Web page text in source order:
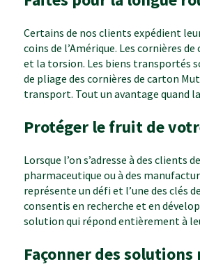
Certains de nos clients expédient
coins de l’Amérique. Les cornières
et la torsion. Les biens transportés
de pliage des cornières de carton
transport. Tout un avantage quand
Protéger le fruit de
Lorsque l’on s’adresse à des
pharmaceutique ou à des
représente un défi et l’une des clés
consentis en recherche et en
solution qui répond entièrement à
Façonner des